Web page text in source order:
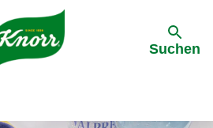
Suchen